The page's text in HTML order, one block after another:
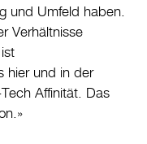
und Umfeld haben.
Verhältnisse
hier und in der
Affinität. Das